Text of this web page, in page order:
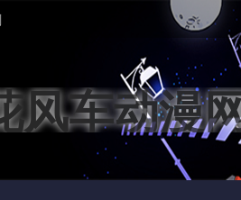
风车动漫